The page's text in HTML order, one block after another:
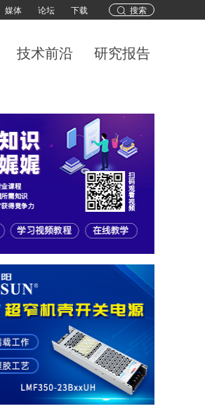
搜索
媒体 论坛 下载
技术前沿 研究报告